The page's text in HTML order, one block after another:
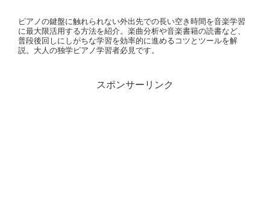
ピアノの鍵盤に触れられない外出先での長い空き時間を音楽学習
に最大限活用する方法を紹介。楽曲分析や音楽書籍の読書など、
普段後回しにしがちな学習を効率的に進めるコツとツールを解
説。大人の独学ピアノ学習者必見です。
スポンサーリンク